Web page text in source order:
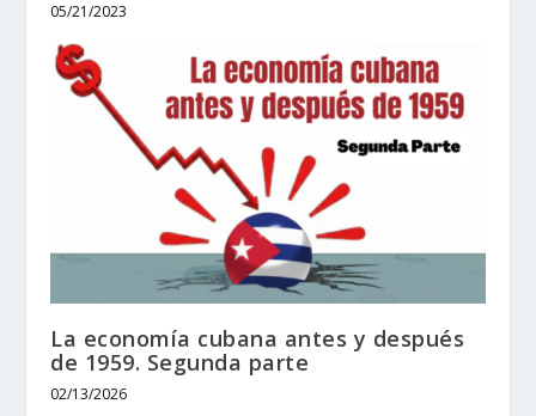
05/21/2023
La economía cubana antes y después
de 1959. Segunda parte
02/13/2026